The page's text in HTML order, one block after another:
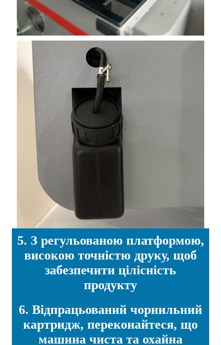
5. З регульованою платформою,
високою точністю друку, щоб
забезпечити цілісність
продукту
6. Відпрацьований чорнильний
картридж, переконайтеся, що
машина чиста та охайна